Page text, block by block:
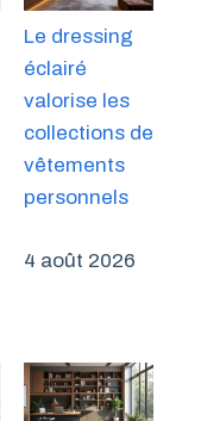
Le dressing
éclairé
valorise les
collections de
vêtements
personnels
4 août 2026